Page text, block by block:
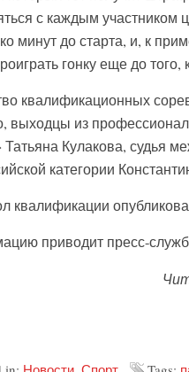
с каждым участником
минут до старта, и, к
гонку еще до того,
квалификационных
выходцы из
Татьяна Кулакова, судья
категории
квалификации
приводит пресс-